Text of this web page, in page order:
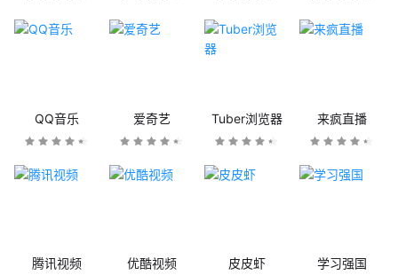
QQ音乐 爱奇艺 Tuber浏览器 来疯直播
腾讯视频 优酷视频 皮皮虾 学习强国